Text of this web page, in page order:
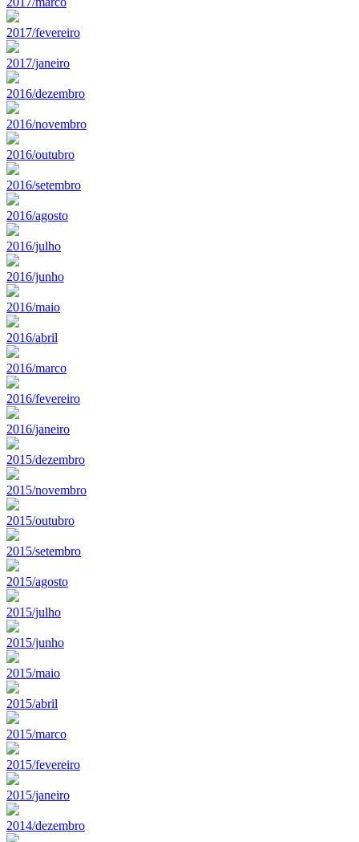
2017/fevereiro
2017/janeiro
2016/dezembro
2016/novembro
2016/outubro
2016/setembro
2016/agosto
2016/julho
2016/junho
2016/maio
2016/abril
2016/marco
2016/fevereiro
2016/janeiro
2015/dezembro
2015/novembro
2015/outubro
2015/setembro
2015/agosto
2015/julho
2015/junho
2015/maio
2015/abril
2015/marco
2015/fevereiro
2015/janeiro
2014/dezembro